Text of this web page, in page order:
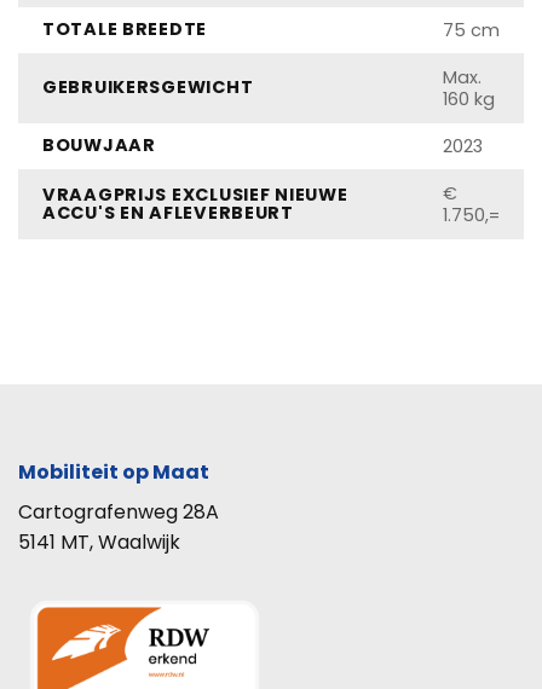
TOTALE BREEDTE
75 cm
GEBRUIKERSGEWICHT
Max.
160 kg
BOUWJAAR
2023
VRAAGPRIJS EXCLUSIEF NIEUWE
ACCU'S EN AFLEVERBEURT
€
1.750,=
Mobiliteit op Maat
Cartografenweg 28A
5141 MT, Waalwijk